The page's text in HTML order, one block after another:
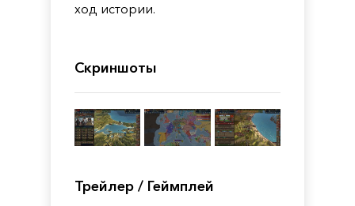
ход истории.
Скриншоты
Трейлер / Геймплей